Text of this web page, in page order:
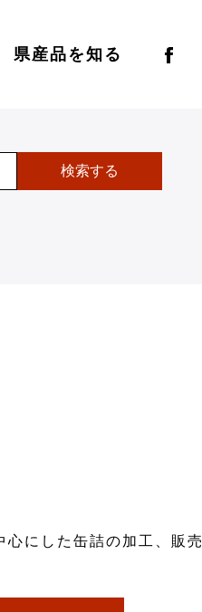
県産品を知る
検索する
にした缶詰の加工、販売